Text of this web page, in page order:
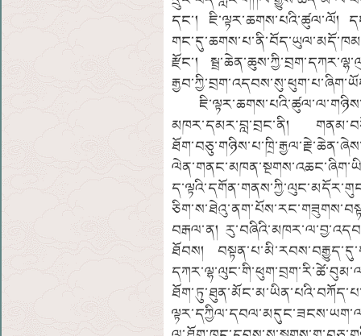
དང་། ཇི་ལྟར་ཆགས་པའི་ཚུལ་ལོ།
རྫོང་།
མཁར་དམར་བླ་བྲང་ནི།
བརྒལ་ན།
ཐོབས།